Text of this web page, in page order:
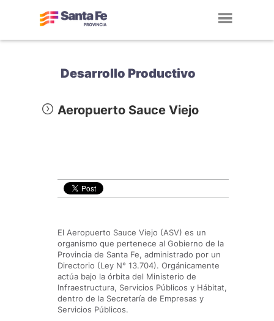
Desarrollo Productivo
Aeropuerto Sauce Viejo
El Aeropuerto Sauce Viejo (ASV) es un
organismo que pertenece al Gobierno de la
Provincia de Santa Fe, administrado por un
Directorio (Ley N° 13.704). Orgánicamente
actúa bajo la órbita del Ministerio de
Infraestructura, Servicios Públicos y Hábitat,
dentro de la Secretaría de Empresas y
Servicios Públicos.